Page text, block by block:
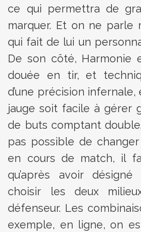
ce qui permettra de
marquer. Et on ne parle
qui fait de lui un
De son côté, Harmonie
douée en tir, et
d’une précision
jauge soit facile à gérer
de buts comptant double.
pas possible de
en cours de match, il
qu’après avoir
choisir les deux
défenseur. Les
exemple, en ligne, on